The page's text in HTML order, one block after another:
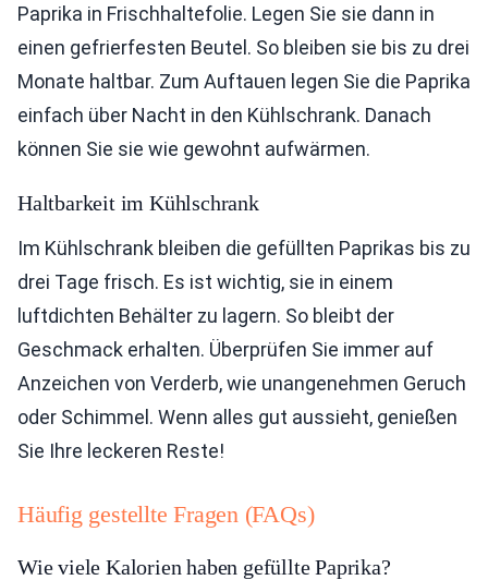
Paprika in Frischhaltefolie. Legen Sie sie dann in
einen gefrierfesten Beutel. So bleiben sie bis zu drei
Monate haltbar. Zum Auftauen legen Sie die Paprika
einfach über Nacht in den Kühlschrank. Danach
können Sie sie wie gewohnt aufwärmen.
Haltbarkeit im Kühlschrank
Im Kühlschrank bleiben die gefüllten Paprikas bis zu
drei Tage frisch. Es ist wichtig, sie in einem
luftdichten Behälter zu lagern. So bleibt der
Geschmack erhalten. Überprüfen Sie immer auf
Anzeichen von Verderb, wie unangenehmen Geruch
oder Schimmel. Wenn alles gut aussieht, genießen
Sie Ihre leckeren Reste!
Häufig gestellte Fragen (FAQs)
Wie viele Kalorien haben gefüllte Paprika?